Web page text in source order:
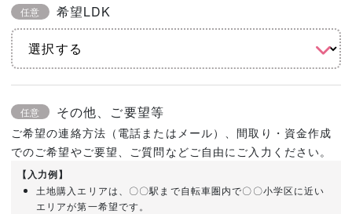
任意 希望LDK
任意 その他、ご要望等
ご希望の連絡方法（電話またはメール）、間取り・資金作成
でのご希望やご要望、ご質問などご自由にご入力ください。
【入力例】
土地購入エリアは、〇〇駅まで自転車圏内で〇〇小学区に近い
エリアが第一希望です。